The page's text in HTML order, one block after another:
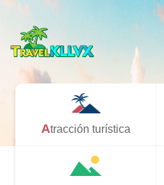
Atracción turística